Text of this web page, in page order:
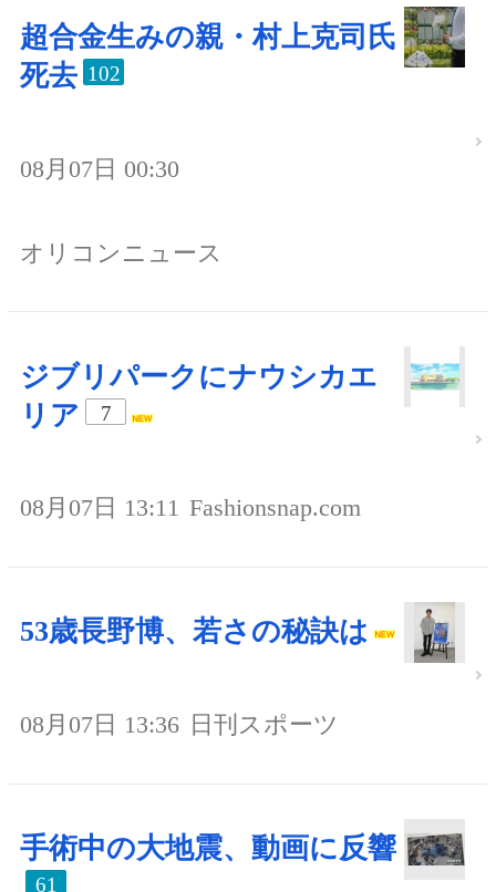
超合金生みの親・村上克司氏
死去 102
08月07日 00:30
オリコンニュース
ジブリパークにナウシカエ
リア
7
08月07日 13:11 Fashionsnap.com
53歳長野博、若さの秘訣は
08月07日 13:36 日刊スポーツ
手術中の大地震、動画に反響
61